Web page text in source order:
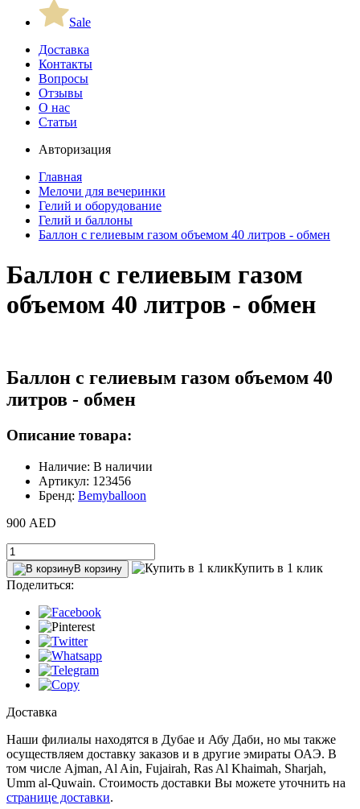
Sale
Доставка
Контакты
Вопросы
Отзывы
О нас
Статьи
Авторизация
Главная
Мелочи для вечеринки
Гелий и оборудование
Гелий и баллоны
Баллон с гелиевым газом объемом 40 литров - обмен
Баллон с гелиевым газом
объемом 40 литров - обмен
Баллон с гелиевым газом объемом 40
литров - обмен
Описание товара:
Наличие: В наличии
Артикул: 123456
Бренд: Bemyballoon
900 AED
В корзину
Купить в 1 клик
Поделиться:
Доставка
Наши филиалы находятся в Дубае и Абу Даби, но мы также
осуществляем доставку заказов и в другие эмираты ОАЭ. В
том числе Ajman, Al Ain‎, Fujairah, Ras Al Khaimah, Sharjah,
Umm al-Quwain. Стоимость доставки Вы можете уточнить на
странице доставки.